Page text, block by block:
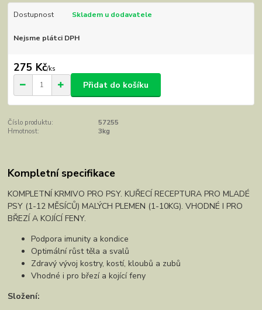
Dostupnost Skladem u dodavatele
Nejsme plátci DPH
275 Kč/ks
Přidat do košíku
Číslo produktu:
57255
Hmotnost:
3kg
Kompletní specifikace
KOMPLETNÍ KRMIVO PRO PSY. KUŘECÍ RECEPTURA PRO MLADÉ
PSY (1-12 MĚSÍCŮ) MALÝCH PLEMEN (1-10KG). VHODNÉ I PRO
BŘEZÍ A KOJÍCÍ FENY.
Podpora imunity a kondice
Optimální růst těla a svalů
Zdravý vývoj kostry, kostí, kloubů a zubů
Vhodné i pro březí a kojící feny
Složení: